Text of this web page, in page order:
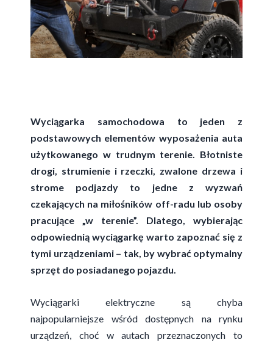
Wyciągarka samochodowa to jeden z
podstawowych elementów wyposażenia auta
użytkowanego w trudnym terenie. Błotniste
drogi, strumienie i rzeczki, zwalone drzewa i
strome podjazdy to jedne z wyzwań
czekających na miłośników off-radu lub osoby
pracujące „w terenie”. Dlatego, wybierając
odpowiednią wyciągarkę warto zapoznać się z
tymi urządzeniami – tak, by wybrać optymalny
sprzęt do posiadanego pojazdu.
Wyciągarki elektryczne są chyba
najpopularniejsze wśród dostępnych na rynku
urządzeń, choć w autach przeznaczonych to